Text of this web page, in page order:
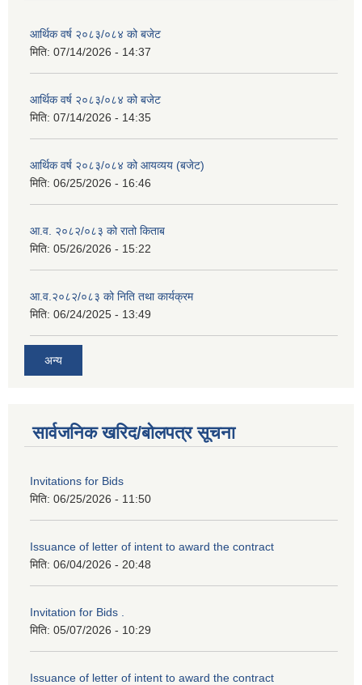
आर्थिक वर्ष २०८३/०८४ को बजेट
मिति: 07/14/2026 - 14:37
आर्थिक वर्ष २०८३/०८४ को बजेट
मिति: 07/14/2026 - 14:35
आर्थिक वर्ष २०८३/०८४ को आयव्यय (बजेट)
मिति: 06/25/2026 - 16:46
आ.व. २०८२/०८३ को रातो किताब
मिति: 05/26/2026 - 15:22
आ.व.२०८२/०८३ को निति तथा कार्यक्रम
मिति: 06/24/2025 - 13:49
अन्य
सार्वजनिक खरिद/बोलपत्र सूचना
Invitations for Bids
मिति: 06/25/2026 - 11:50
Issuance of letter of intent to award the contract
मिति: 06/04/2026 - 20:48
Invitation for Bids .
मिति: 05/07/2026 - 10:29
Issuance of letter of intent to award the contract